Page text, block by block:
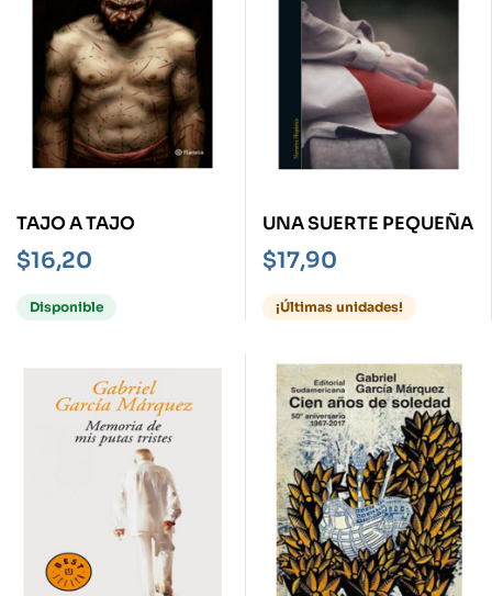
TAJO A TAJO
$16,20
Disponible
UNA SUERTE PEQUEÑA
$17,90
¡Últimas unidades!